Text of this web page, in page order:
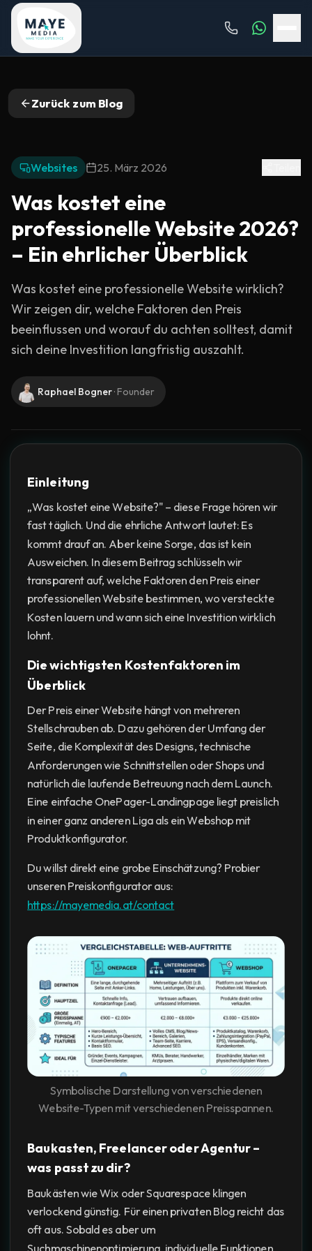
Zurück zum Blog
Websites 25. März 2026
Was kostet eine
professionelle Website 2026?
– Ein ehrlicher Überblick
Was kostet eine professionelle Website wirklich?
Wir zeigen dir, welche Faktoren den Preis
beeinflussen und worauf du achten solltest, damit
sich deine Investition langfristig auszahlt.
Raphael Bogner·Founder
Einleitung
„Was kostet eine Website?" – diese Frage hören wir
fast täglich. Und die ehrliche Antwort lautet: Es
kommt drauf an. Aber keine Sorge, das ist kein
Ausweichen. In diesem Beitrag schlüsseln wir
transparent auf, welche Faktoren den Preis einer
professionellen Website bestimmen, wo versteckte
Kosten lauern und wann sich eine Investition wirklich
lohnt.
Die wichtigsten Kostenfaktoren im
Überblick
Der Preis einer Website hängt von mehreren
Stellschrauben ab. Dazu gehören der Umfang der
Seite, die Komplexität des Designs, technische
Anforderungen wie Schnittstellen oder Shops und
natürlich die laufende Betreuung nach dem Launch.
Eine einfache OnePager-Landingpage liegt preislich
in einer ganz anderen Liga als ein Webshop mit
Produktkonfigurator.
Du willst direkt eine grobe Einschätzung? Probier
unseren Preiskonfigurator aus:
https://mayemedia.at/contact
Symbolische Darstellung von verschiedenen
Website-Typen mit verschiedenen Preisspannen.
Baukasten, Freelancer oder Agentur –
was passt zu dir?
Baukästen wie Wix oder Squarespace klingen
verlockend günstig. Für einen privaten Blog reicht das
oft aus. Sobald es aber um